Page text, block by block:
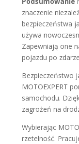
znaczenie
bezpieczeństwa
używa
Zapewniają one
pojazdu po
Bezpieczeństwo
MOTOEXPERT
samochodu.
zagrożeń na
Wybierając
rzetelność.